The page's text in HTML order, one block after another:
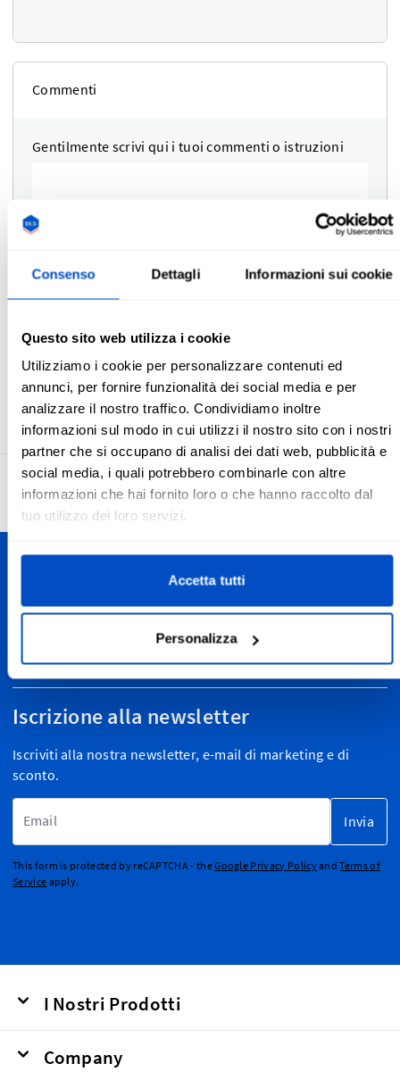
Consenso Dettagli Informazioni sui cookie
Questo sito web utilizza i cookie
Utilizziamo i cookie per personalizzare contenuti ed
annunci, per fornire funzionalità dei social media e per
analizzare il nostro traffico. Condividiamo inoltre
informazioni sul modo in cui utilizzi il nostro sito con i nostri
partner che si occupano di analisi dei dati web, pubblicità e
social media, i quali potrebbero combinarle con altre
informazioni che hai fornito loro o che hanno raccolto dal
tuo utilizzo dei loro servizi.
Accetta tutti
Personalizza
Commenti
Gentilmente scrivi qui i tuoi commenti o istruzioni
Prova fotografica i
No Sì
4.7 27’958 recensioni
Personalizza le tue creazioni
Spediamo in tutta la Svizzera, dal Canton Ticino alla
Romandia passando dalle Alpi fino a Zurigo e St. Moritz. E,
ovviamente, spediamo anche in tutto il mondo.
Iscrizione alla newsletter
Iscriviti alla nostra newsletter, e-mail di marketing e di
sconto.
Invia
This form is protected by reCAPTCHA - theGoogle Privacy PolicyandTerms of
Service apply.
I Nostri Prodotti
Company